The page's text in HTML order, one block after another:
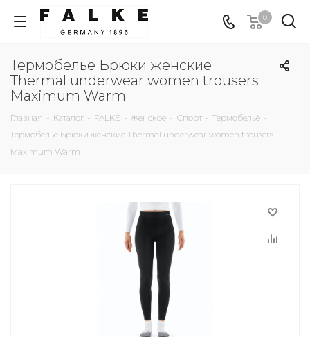
0
Термобелье Брюки женские
Thermal underwear women trousers
Maximum Warm
Главная - Каталог - FALKE - Женское - Спорт - Термобельё -
Термобелье Брюки женские Thermal underwear women trousers
Maximum Warm